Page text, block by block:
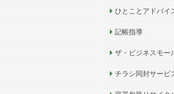
ひとことアドバイ
記帳指導
ザ・ビジネスモー
チラシ同封サービ